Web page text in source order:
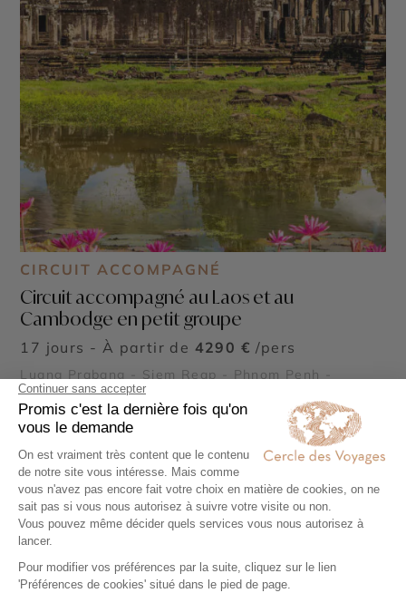
CIRCUIT ACCOMPAGNÉ
Circuit accompagné au Laos et au
Cambodge en petit groupe
17 jours - À partir de 4290 € /pers
Luang Prabang - Siem Reap - Phnom Penh -
Temples d'Angkor - Wat Rong Khun